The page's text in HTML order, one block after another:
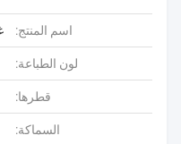
اسم المنتج:
لون الطباعة:
قطرها:
السماكة: